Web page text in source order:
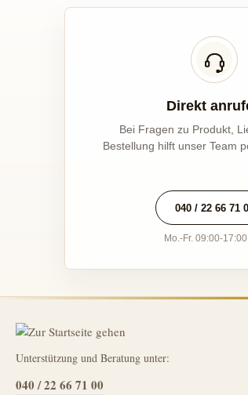
Direkt
Bei Fragen zu Produkt,
Bestellung hilft unser Team
040 / 22 66 71
Mo.-Fr. 09:00-
Unterstützung und Beratung unter:
040 / 22 66 71 00